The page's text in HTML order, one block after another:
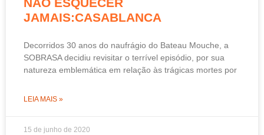
NÃO ESQUECER
JAMAIS:CASABLANCA
Decorridos 30 anos do naufrágio do Bateau Mouche, a
SOBRASA decidiu revisitar o terrível episódio, por sua
natureza emblemática em relação às trágicas mortes por
LEIA MAIS »
15 de junho de 2020